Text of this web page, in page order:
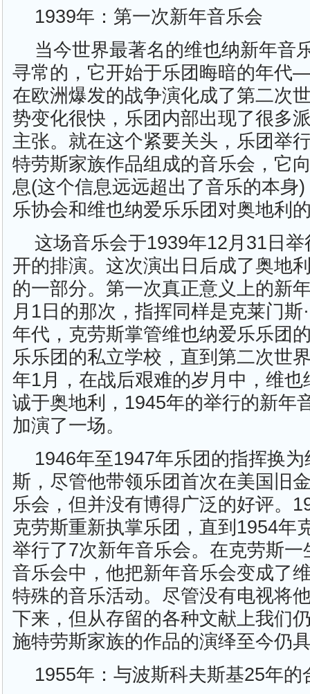
1939年：第一次新年音乐会
当今世界最著名的维也纳新年音
寻常的，它开始于乐团晦暗的年
在欧洲爆发的战争演化成了第二次
势变化很快，乐团内部出现了很多
主张。就在这个紧要关头，乐团举
特劳斯家族作品组成的音乐会，它
息(这个信息远远超出了音乐的本身
乐协会和维也纳爱乐乐团对奥地利
这场音乐会于1939年12月31日
开的排演。这次演出日后成了奥地
的一部分。第一次真正意义上的新
月1日的那次，指挥同样是克莱门斯
年代，克劳斯掌管维也纳爱乐乐团
乐乐团的私立学校，直到第二次世
年1月，在战后艰难的岁月中，维
诚于奥地利，1945年的举行的新年
加演了一场。
1946年至1947年乐团的指挥换为
斯，尽管他带领乐团首次在美国旧
乐会，但并没有博得广泛的好评。
克劳斯重新执掌乐团，直到1954年
举行了7次新年音乐会。在克劳斯
音乐会中，他把新年音乐会变成了
特殊的音乐活动。尽管没有电视将
下来，但从存留的各种文献上我们
施特劳斯家族的作品的演绎至今仍
1955年：与波斯科夫斯基25年的